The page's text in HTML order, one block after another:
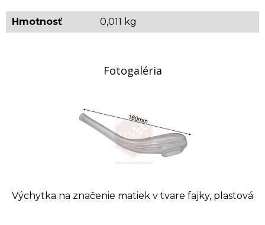
Hmotnosť 0,011 kg
Fotogaléria
Výchytka na značenie matiek v tvare fajky, plastová